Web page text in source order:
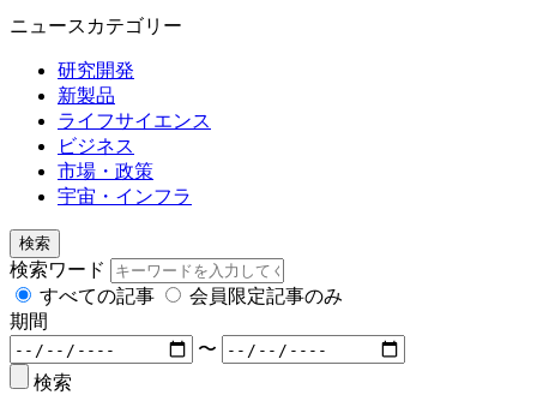
ニュースカテゴリー
研究開発
新製品
ライフサイエンス
ビジネス
市場・政策
宇宙・インフラ
検索
検索ワード
すべての記事
会員限定記事のみ
期間
〜
検索